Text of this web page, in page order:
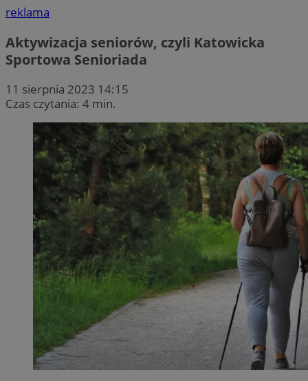
reklama
Aktywizacja seniorów, czyli Katowicka
Sportowa Senioriada
11 sierpnia 2023 14:15
Czas czytania: 4 min.